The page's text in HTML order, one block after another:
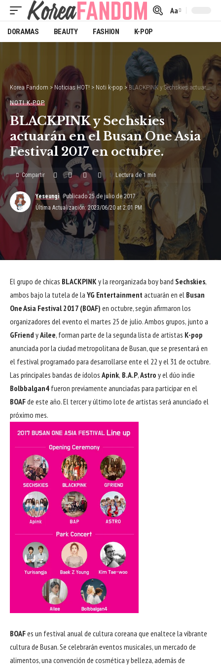
Font
Aa
DORAMAS BEAUTY FASHION K-POP
Korea Fandom > Noticias HOT! > Noti k-pop > BLACKPINK y Sechskies actuarán en el Busan One Asia Festival 2017 en octubre.
NOTI K-POP
BLACKPINK y Sechskies
actuarán en el Busan One Asia
Festival 2017 en octubre.
Última Actualización: 2023/06/20 at 2:01 PM
Yeseungi Publicado 25 de julio de 2017
Compartir Lectura de 1 min
El grupo de chicas BLACKPINKy la reorganizada boy band Sechskies,
ambos bajo la tutela de la YG Entertainment actuarán en el Busan
One Asia Festival 2017 (BOAF) en octubre, según afirmaron los
organizadores del evento el martes 25 de julio. Ambos grupos, junto a
GFriend yAilee, forman parte de la segunda lista de artistas K-pop
anunciada por la ciudad metropolitana de Busan, que se presentará en
el festival programado para desarrollarse ente el 22 y el 31 de octubre.
Las principales bandas de ídolos Apink, B.A.P,Astro y el dúo indie
Bolbbalgan4 fueron previamente anunciadas para participar en el
BOAFde este año. El tercer y último lote de artistas será anunciado el
próximo mes.
BOAFes un festival anual de cultura coreana que enaltece la vibrante
cultura de Busan. Se celebrarán eventos musicales, un mercado de
alimentos, una convención de cosmética y belleza, además de